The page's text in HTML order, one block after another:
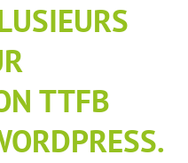
TTFB